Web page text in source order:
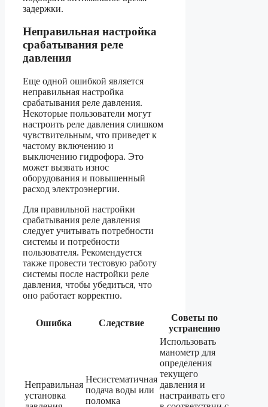
задержки.
Неправильная настройка
срабатывания реле
давления
Еще одной ошибкой является
неправильная настройка
срабатывания реле давления.
Некоторые пользователи могут
настроить реле давления слишком
чувствительным, что приведет к
частому включению и
выключению гидрофора. Это
может вызвать износ
оборудования и повышенный
расход электроэнергии.
Для правильной настройки
срабатывания реле давления
следует учитывать потребности
системы и потребности
пользователя. Рекомендуется
также провести тестовую работу
системы после настройки реле
давления, чтобы убедиться, что
оно работает корректно.
Ошибка Следствие
Советы по
устранению
Неправильная
установка
Несистематичная
подача воды или
поломка
Использовать
манометр для
определения
текущего
давления и
настраивать его